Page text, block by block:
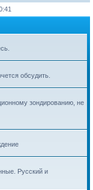
обсудить.
зондированию, не
Русский и